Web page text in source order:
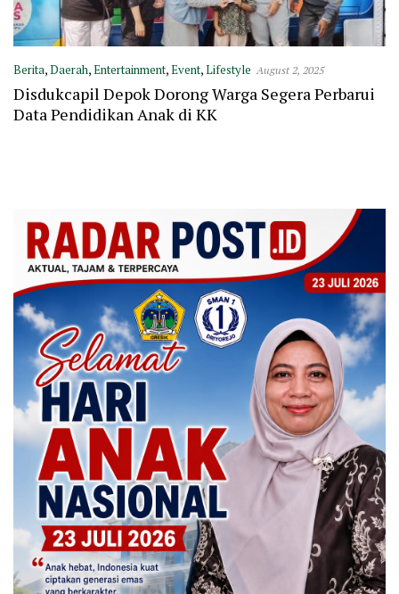
Berita,Daerah,Entertainment,Event,Lifestyle August 2, 2025
Disdukcapil Depok Dorong Warga Segera Perbarui
Data Pendidikan Anak di KK